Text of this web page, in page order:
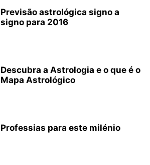
Previsão astrológica signo a
signo para 2016
Descubra a Astrologia e o que é o
Mapa Astrológico
Professias para este milénio